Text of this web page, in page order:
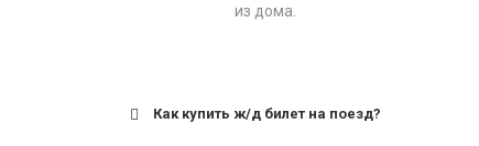
из дома.
Как купить ж/д билет на поезд?